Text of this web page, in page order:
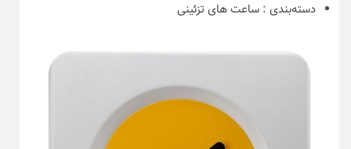
دسته‌بندی : ساعت های تزئینی